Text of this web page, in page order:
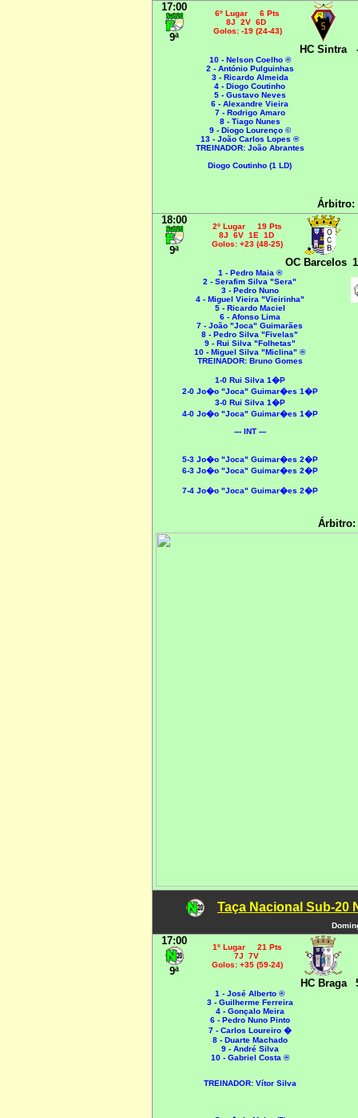
17:00
9ª
6º Lugar 6 Pts
8J 2V 6D
Golos: -19 (24-43)
HC Sintra
10 - Nelson Coelho ®
2 - António Pulguinhas
3 - Ricardo Almeida
4 - Diogo Coutinho
5 - Gustavo Neves
6 - Alexandre Vieira
7 - Rodrigo Amaro
8 - Tiago Nunes
9 - Diogo Lourenço ©
13 - João Carlos Lopes ®
TREINADOR: João Abrantes
Diogo Coutinho (1 LD)
Árbitro:
18:00
9ª
2º Lugar 19 Pts
8J 6V 1E 1D
Golos: +23 (48-25)
OC Barcelos
1 - Pedro Maia ®
2 - Serafim Silva "Sera"
3 - Pedro Nuno
4 - Miguel Vieira "Vieirinha"
5 - Ricardo Maciel
6 - Afonso Lima
7 - João "Joca" Guimarães
8 - Pedro Silva "Fivelas"
9 - Rui Silva "Folhetas"
10 - Miguel Silva "Miclina" ®
TREINADOR: Bruno Gomes
1-0 Rui Silva 1�P
2-0 Jo�o "Joca" Guimar�es 1�P
3-0 Rui Silva 1�P
4-0 Jo�o "Joca" Guimar�es 1�P
--- INT ---
5-3 Jo�o "Joca" Guimar�es 2�P
6-3 Jo�o "Joca" Guimar�es 2�P
7-4 Jo�o "Joca" Guimar�es 2�P
Árbitro:
Taça Nacional Sub-20
17:00
9ª
1º Lugar 21 Pts
7J 7V
Golos: +35 (59-24)
HC Braga
1 - José Alberto ®
3 - Guilherme Ferreira
4 - Gonçalo Meira
6 - Pedro Nuno Pinto
7 - Carlos Loureiro �
8 - Duarte Machado
9 - André Silva
10 - Gabriel Costa ®
TREINADOR: Vítor Silva